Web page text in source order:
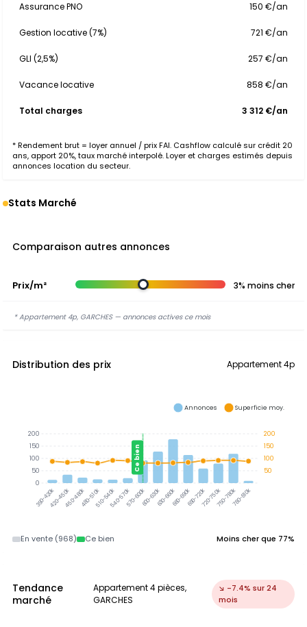
Assurance PNO 150 €/an
Gestion locative (7%) 721 €/an
GLI (2,5%) 257 €/an
Vacance locative 858 €/an
Total charges 3 312 €/an
* Rendement brut = loyer annuel / prix FAI. Cashflow calculé sur crédit 20
ans, apport 20%, taux marché interpolé. Loyer et charges estimés depuis
annonces location du secteur.
Stats Marché
Comparaison autres annonces
Prix/m² 3% moins cher
* Appartement 4p, GARCHES — annonces actives ce mois
Distribution des prix Appartement 4p
390-420k420-450k450-480k480-510k510-540k540-570k570-600k600-630k630-660k660-690k690-720k720-750k750-780k780-810k
Ce bien
200
150
100
50
200
150
100
50
0
Annonces Superficie moy.
En vente (968) Ce bien Moins cher que 77%
Tendance
marché
Appartement 4 pièces,
GARCHES
↘ -7.4% sur 24
mois